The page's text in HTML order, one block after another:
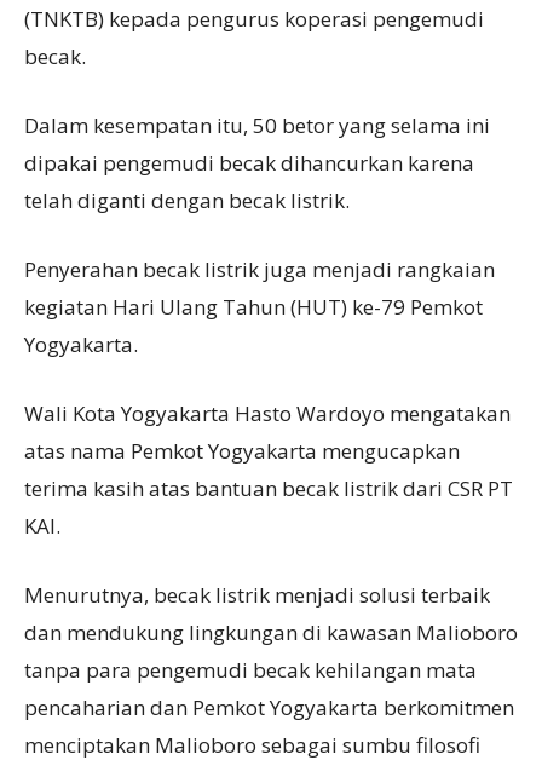
(TNKTB) kepada pengurus koperasi pengemudi
becak.
Dalam kesempatan itu, 50 betor yang selama ini
dipakai pengemudi becak dihancurkan karena
telah diganti dengan becak listrik.
Penyerahan becak listrik juga menjadi rangkaian
kegiatan Hari Ulang Tahun (HUT) ke-79 Pemkot
Yogyakarta.
Wali Kota Yogyakarta Hasto Wardoyo mengatakan
atas nama Pemkot Yogyakarta mengucapkan
terima kasih atas bantuan becak listrik dari CSR PT
KAI.
Menurutnya, becak listrik menjadi solusi terbaik
dan mendukung lingkungan di kawasan Malioboro
tanpa para pengemudi becak kehilangan mata
pencaharian dan Pemkot Yogyakarta berkomitmen
menciptakan Malioboro sebagai sumbu filosofi